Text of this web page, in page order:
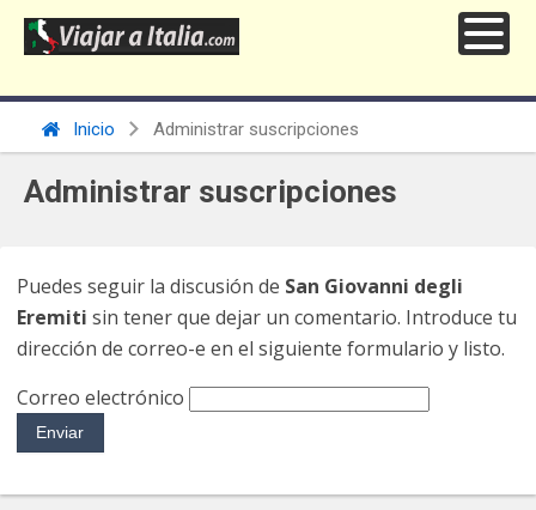
Inicio Administrar suscripciones
Administrar suscripciones
Puedes seguir la discusión de San Giovanni degli
Eremiti sin tener que dejar un comentario. Introduce tu
dirección de correo-e en el siguiente formulario y listo.
Correo electrónico